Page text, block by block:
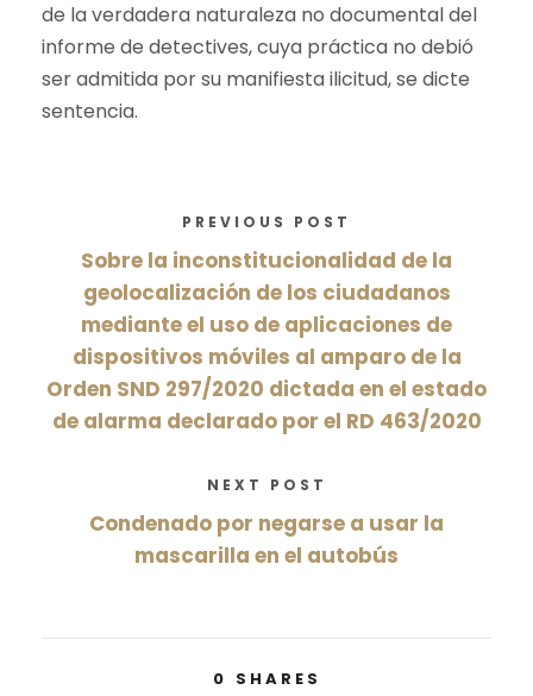
de la verdadera naturaleza no documental del
informe de detectives, cuya práctica no debió
ser admitida por su manifiesta ilicitud, se dicte
sentencia.
PREVIOUS POST
Sobre la inconstitucionalidad de la
geolocalización de los ciudadanos
mediante el uso de aplicaciones de
dispositivos móviles al amparo de la
Orden SND 297/2020 dictada en el estado
de alarma declarado por el RD 463/2020
NEXT POST
Condenado por negarse a usar la
mascarilla en el autobús
0 SHARES